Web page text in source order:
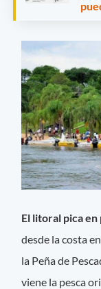
El litoral pica
desde la costa en
la Peña de
viene la pesca